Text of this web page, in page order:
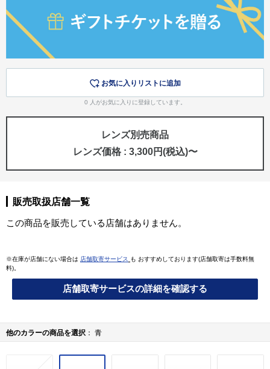
お気に入りリストに追加
0 人がお気に入りに登録しています。
レンズ別売商品
レンズ価格 : 3,300円(税込)〜
販売取扱店舗一覧
この商品を販売している店舗はありません。
※在庫が店舗にない場合は 店舗取寄サービス
も おすすめしております(店舗取寄は手数料無
料)。
店舗取寄サービスの詳細を確認する
他のカラーの商品を選択 青